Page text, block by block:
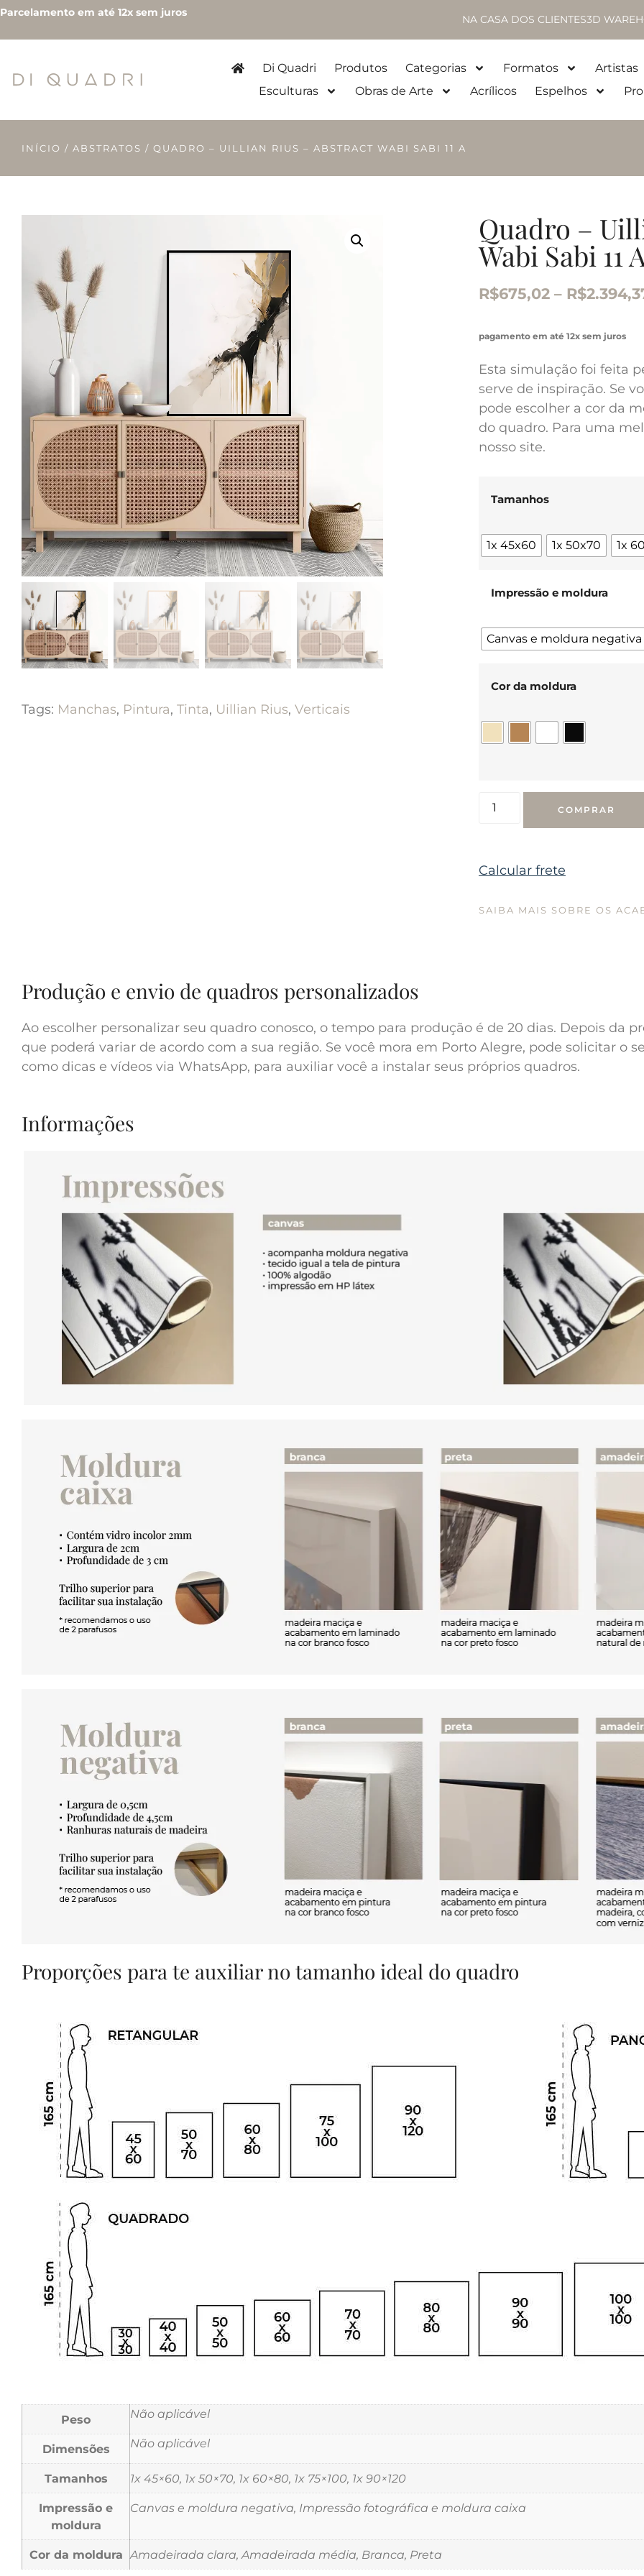
Parcelamento em até 12x sem juros
NA CASA DOS CLIENTES3D
Di Quadri Produtos Categorias Formatos Artistas
Esculturas
Obras de Arte Acrílicos Espelhos
INÍCIO / ABSTRATOS / QUADRO – UILLIAN RIUS – ABSTRACT WABI SABI 11 A
Tags: Manchas, Pintura, Tinta, Uillian Rius, Verticais
Quadro –
Wabi Sabi 11
R$675,02 – R$
pagamento em até 12x sem juros
Esta simulação foi feita
serve de inspiração. Se
pode escolher a cor da
do quadro. Para uma
nosso site.
Tamanhos
1x 45x60 1x 50x70 1x
Impressão e moldura
Canvas e moldura negativa
Cor da moldura
COMPRAR
Calcular frete
SAIBA MAIS SOBRE OS
Produção e envio de quadros personalizados
Ao escolher personalizar seu quadro conosco, o tempo para produção é de 20 dias. Depois da
que poderá variar de acordo com a sua região. Se você mora em Porto Alegre, pode solicitar o
como dicas e vídeos via WhatsApp, para auxiliar você a instalar seus próprios quadros.
Informações
Proporções para te auxiliar no tamanho ideal do quadro
Peso Não aplicável
Dimensões Não aplicável
Tamanhos 1x 45×60, 1x 50×70, 1x 60×80, 1x 75×100, 1x 90×120
Impressão e
moldura
Canvas e moldura negativa, Impressão fotográfica e moldura caixa
Cor da moldura Amadeirada clara, Amadeirada média, Branca, Preta